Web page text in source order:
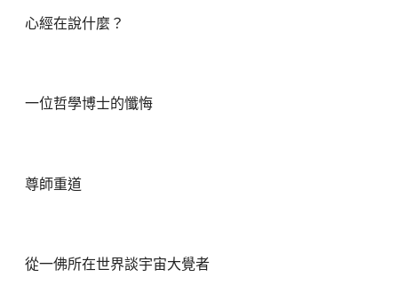
心經在說什麼？
一位哲學博士的懺悔
尊師重道
從一佛所在世界談宇宙大覺者